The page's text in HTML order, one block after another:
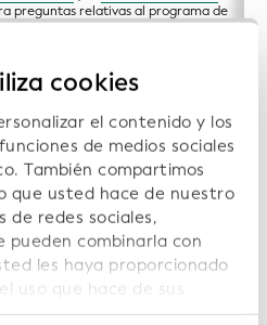
cookies
el contenido y los
de medios sociales
También compartimos
que usted hace de nuestro
de redes sociales,
pueden combinarla con
les haya proporcionado
uso que hace de sus
nuestro sitio web,
preguntas relativas al programa de
de los datos de la GLEIF
de Registro de la GLEIF
preguntas relacionadas con la ISO
Códigos de Formas de Personas
preguntas relacionadas con la
Lista
Jurisdicción Legales Aceptados de la